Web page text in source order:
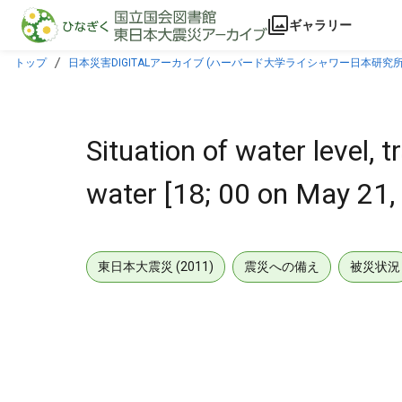
本文に飛ぶ
ギャラリー
トップ 日本災害DIGITALアーカイブ (ハーバード大学ライシャワー日本研究
Situation of water level,
water [18; 00 on May 21,
東日本大震災 (2011) 震災への備え 被災状況